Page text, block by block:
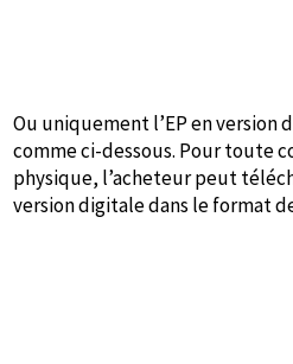
Ou uniquement l’EP en version
comme ci-dessous. Pour toute
physique, l’acheteur peut
version digitale dans le format